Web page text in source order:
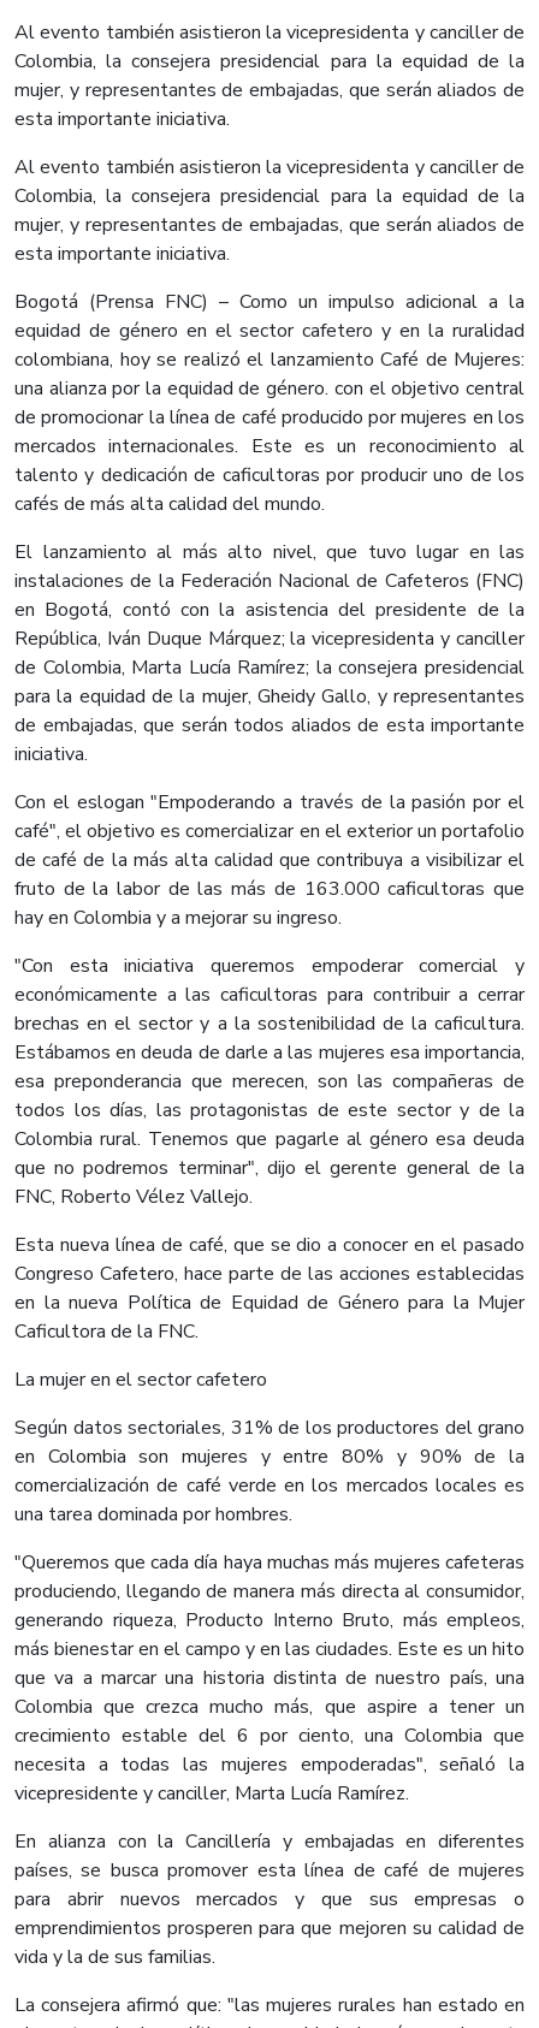
Al evento también asistieron la vicepresidenta y canciller de
Colombia, la consejera presidencial para la equidad de la
mujer, y representantes de embajadas, que serán aliados de
esta importante iniciativa.
Al evento también asistieron la vicepresidenta y canciller de
Colombia, la consejera presidencial para la equidad de la
mujer, y representantes de embajadas, que serán aliados de
esta importante iniciativa.
Bogotá (Prensa FNC) – Como un impulso adicional a la
equidad de género en el sector cafetero y en la ruralidad
colombiana, hoy se realizó el lanzamiento Café de Mujeres:
una alianza por la equidad de género. con el objetivo central
de promocionar la línea de café producido por mujeres en los
mercados internacionales. Este es un reconocimiento al
talento y dedicación de caficultoras por producir uno de los
cafés de más alta calidad del mundo.
El lanzamiento al más alto nivel, que tuvo lugar en las
instalaciones de la Federación Nacional de Cafeteros (FNC)
en Bogotá, contó con la asistencia del presidente de la
República, Iván Duque Márquez; la vicepresidenta y canciller
de Colombia, Marta Lucía Ramírez; la consejera presidencial
para la equidad de la mujer, Gheidy Gallo, y representantes
de embajadas, que serán todos aliados de esta importante
iniciativa.
Con el eslogan "Empoderando a través de la pasión por el
café", el objetivo es comercializar en el exterior un portafolio
de café de la más alta calidad que contribuya a visibilizar el
fruto de la labor de las más de 163.000 caficultoras que
hay en Colombia y a mejorar su ingreso.
"Con esta iniciativa queremos empoderar comercial y
económicamente a las caficultoras para contribuir a cerrar
brechas en el sector y a la sostenibilidad de la caficultura.
Estábamos en deuda de darle a las mujeres esa importancia,
esa preponderancia que merecen, son las compañeras de
todos los días, las protagonistas de este sector y de la
Colombia rural. Tenemos que pagarle al género esa deuda
que no podremos terminar", dijo el gerente general de la
FNC, Roberto Vélez Vallejo.
Esta nueva línea de café, que se dio a conocer en el pasado
Congreso Cafetero, hace parte de las acciones establecidas
en la nueva Política de Equidad de Género para la Mujer
Caficultora de la FNC.
La mujer en el sector cafetero
Según datos sectoriales, 31% de los productores del grano
en Colombia son mujeres y entre 80% y 90% de la
comercialización de café verde en los mercados locales es
una tarea dominada por hombres.
"Queremos que cada día haya muchas más mujeres cafeteras
produciendo, llegando de manera más directa al consumidor,
generando riqueza, Producto Interno Bruto, más empleos,
más bienestar en el campo y en las ciudades. Este es un hito
que va a marcar una historia distinta de nuestro país, una
Colombia que crezca mucho más, que aspire a tener un
crecimiento estable del 6 por ciento, una Colombia que
necesita a todas las mujeres empoderadas", señaló la
vicepresidente y canciller, Marta Lucía Ramírez.
En alianza con la Cancillería y embajadas en diferentes
países, se busca promover esta línea de café de mujeres
para abrir nuevos mercados y que sus empresas o
emprendimientos prosperen para que mejoren su calidad de
vida y la de sus familias.
La consejera afirmó que: "las mujeres rurales han estado en